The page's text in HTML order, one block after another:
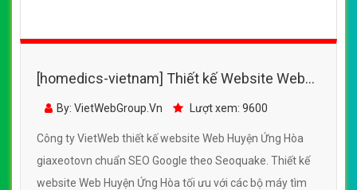
[homedics-vietnam] Thiết kế Website Web
Huyện Ứng Hòa - giaxeotovn
By: VietWebGroup.Vn Lượt xem: 9600
Công ty VietWeb thiết kế website Web Huyện Ứng Hòa
giaxeotovn chuẩn SEO Google theo Seoquake. Thiết kế
website Web Huyện Ứng Hòa tối ưu với các bộ máy tìm